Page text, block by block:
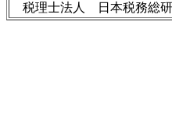
税理士法人 日本税務総研